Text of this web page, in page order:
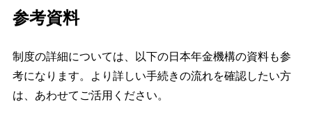
参考資料
制度の詳細については、以下の日本年金機構の資料も参
考になります。より詳しい手続きの流れを確認したい方
は、あわせてご活用ください。